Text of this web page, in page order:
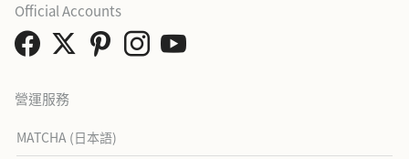
營運服務
MATCHA (日本語)
Official Accounts